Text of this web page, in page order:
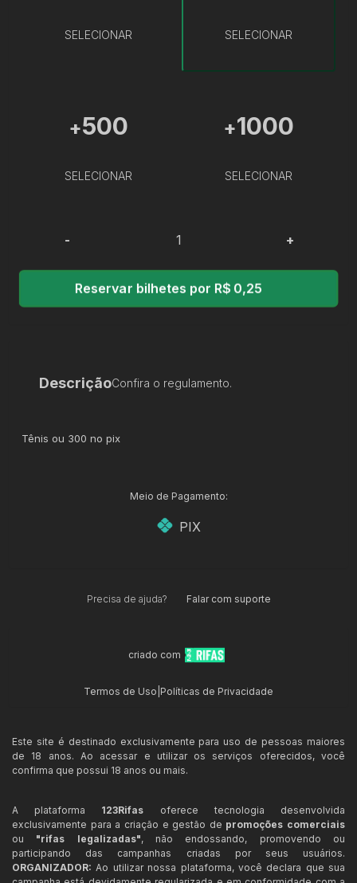
SELECIONAR SELECIONAR
+500
SELECIONAR
+1000
SELECIONAR
- +
Reservar bilhetes por R$ 0,25
DescriçãoConfira o regulamento.
Tênis ou 300 no pix
Meio de Pagamento:
PIX
Precisa de ajuda? Falar com suporte
criado com
Termos de Uso Políticas de Privacidade
Este site é destinado exclusivamente para uso de pessoas maiores
de 18 anos. Ao acessar e utilizar os serviços oferecidos, você
confirma que possui 18 anos ou mais.
A plataforma 123Rifas oferece tecnologia desenvolvida
exclusivamente para a criação e gestão de promoções comerciais
ou "rifas legalizadas", não endossando, promovendo ou
participando das campanhas criadas por seus usuários.
ORGANIZADOR: Ao utilizar nossa plataforma, você declara que sua